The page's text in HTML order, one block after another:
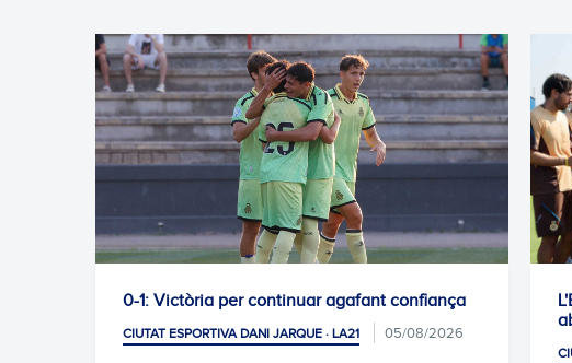
0-1: Victòria per continuar agafant confiança
CIUTAT ESPORTIVA DANI JARQUE · LA21 05/08/2026